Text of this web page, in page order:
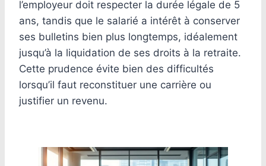
l’employeur doit respecter la durée légale de 5
ans, tandis que le salarié a intérêt à conserver
ses bulletins bien plus longtemps, idéalement
jusqu’à la liquidation de ses droits à la retraite.
Cette prudence évite bien des difficultés
lorsqu’il faut reconstituer une carrière ou
justifier un revenu.